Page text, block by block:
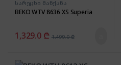
სარეცხი მანქანა
BEKO WTV 8636 XS Superia
1,329.0 ₾ 1,499.0₾